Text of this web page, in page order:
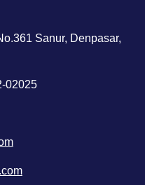
Sanur, Denpasar,
02025